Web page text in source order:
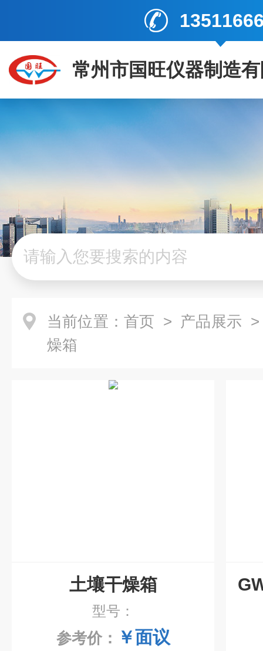
常州市国旺仪器制造
当前位置： 首页 > 产品展示
燥箱
土壤干燥箱
型号：
参考价： ￥面议